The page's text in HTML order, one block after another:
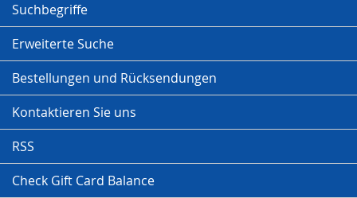
Suchbegriffe
Erweiterte Suche
Bestellungen und Rücksendungen
Kontaktieren Sie uns
RSS
Check Gift Card Balance